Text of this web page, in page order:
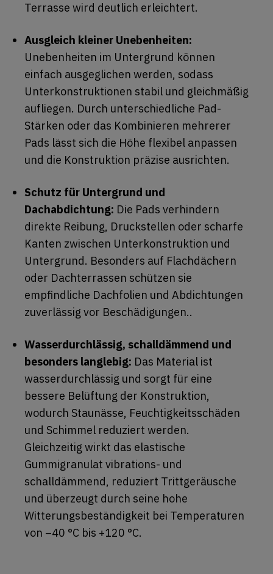
Terrasse wird deutlich erleichtert.
Ausgleich kleiner Unebenheiten:
Unebenheiten im Untergrund können
einfach ausgeglichen werden, sodass
Unterkonstruktionen stabil und gleichmäßig
aufliegen. Durch unterschiedliche Pad-
Stärken oder das Kombinieren mehrerer
Pads lässt sich die Höhe flexibel anpassen
und die Konstruktion präzise ausrichten.
Schutz für Untergrund und
Dachabdichtung: Die Pads verhindern
direkte Reibung, Druckstellen oder scharfe
Kanten zwischen Unterkonstruktion und
Untergrund. Besonders auf Flachdächern
oder Dachterrassen schützen sie
empfindliche Dachfolien und Abdichtungen
zuverlässig vor Beschädigungen..
Wasserdurchlässig, schalldämmend und
besonders langlebig: Das Material ist
wasserdurchlässig und sorgt für eine
bessere Belüftung der Konstruktion,
wodurch Staunässe, Feuchtigkeitsschäden
und Schimmel reduziert werden.
Gleichzeitig wirkt das elastische
Gummigranulat vibrations- und
schalldämmend, reduziert Trittgeräusche
und überzeugt durch seine hohe
Witterungsbeständigkeit bei Temperaturen
von –40 °C bis +120 °C.